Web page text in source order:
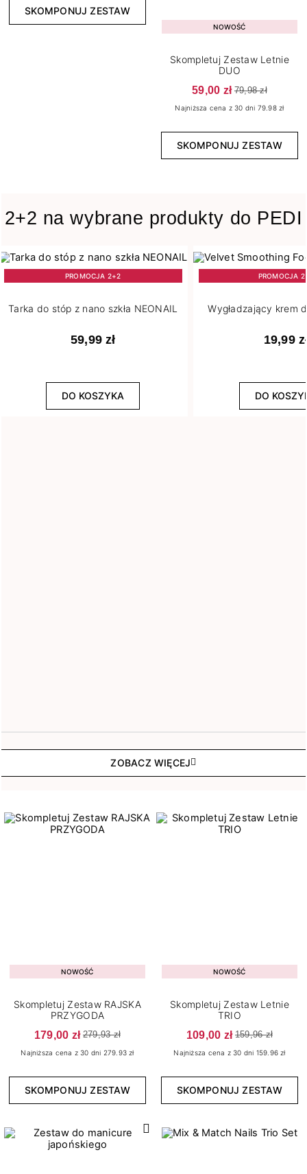
SKOMPONUJ ZESTAW
NOWOŚĆ
Skompletuj Zestaw Letnie
DUO
59,00 zł 79,98 zł
Najniższa cena z 30 dni 79.98 zł
SKOMPONUJ ZESTAW
NOWOŚĆ
Skompletuj Zestaw RAJSKA
PRZYGODA
179,00 zł 279,93 zł
Najniższa cena z 30 dni 279.93 zł
SKOMPONUJ ZESTAW
NOWOŚĆ
Skompletuj Zestaw Letnie
TRIO
109,00 zł 159,96 zł
Najniższa cena z 30 dni 159.96 zł
SKOMPONUJ ZESTAW
2+2 na wybrane produkty do PEDI
PROMOCJA 2+2
Tarka do stóp z nano szkła NEONAIL
59,99 zł
DO KOSZYKA
PROMOCJA
Wygładzający krem
19,99
DO
ZOBACZ WIĘCEJ